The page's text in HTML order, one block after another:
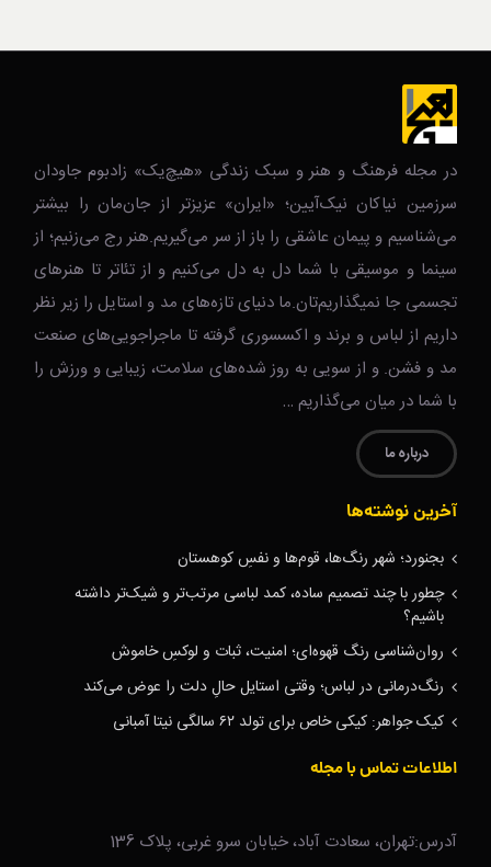
در مجله فرهنگ و هنر و سبک زندگی‌ «هیچ‌یک» زادبوم جاودان
سرزمین نیاکان نیک‌‌‌آیین؛ «ایران» عزیزتر از جان‌مان را بیشتر
می‌شناسیم و پیمان عاشقی را باز از سر می‌گیریم.هنر رج می‌زنیم؛ از
سینما و موسیقی با شما دل به دل می‌کنیم و از تئاتر تا هنرهای
تجسمی جا نمیگذاریم‌تان.ما دنیای تازه‌های مد و استایل را زیر نظر
داریم از لباس و برند و اکسسوری گرفته تا ماجراجویی‌های صنعت
مد و فشن. و از سویی به روز شده‌های سلامت، زیبایی و ورزش را
با شما در میان می‌گذاریم …
درباره ما
آخرین نوشته‌ها
بجنورد؛ شهر رنگ‌ها، قوم‌ها و نفسِ کوهستان
چطور با چند تصمیم ساده، کمد لباسی مرتب‌تر و شیک‌تر داشته
باشیم؟
روان‌شناسی رنگ قهوه‌ای؛ امنیت، ثبات و لوکسِ خاموش
رنگ‌درمانی در لباس؛ وقتی استایل حالِ دلت را عوض می‌کند
کیک جواهر: کیکی خاص برای تولد ۶۲ سالگی نیتا آمبانی
اطلاعات تماس با مجله
آدرس:تهران، سعادت آباد، خیابان سرو غربی، پلاک 136